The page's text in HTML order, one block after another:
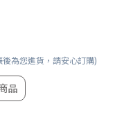
為您進貨，請安心訂購)
品